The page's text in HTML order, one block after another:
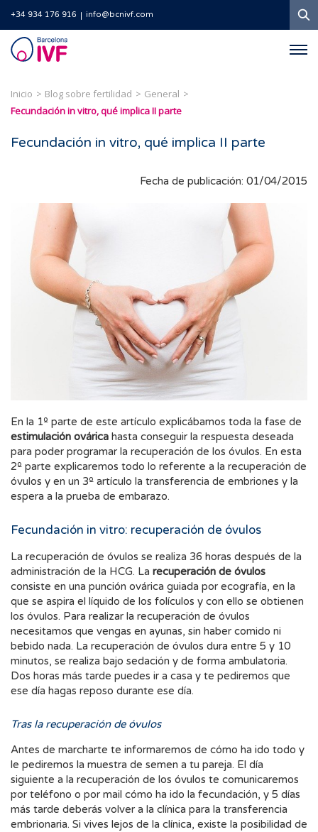
+34 934 176 916 info@bcnivf.com
Barcelona
IVF
Inicio Blog sobre fertilidad
General
Fecundación in vitro, qué implica II parte
Fecundación in vitro, qué implica II parte
Fecha de publicación: 01/04/2015
En la 1º parte de este artículo explicábamos toda la fase de
estimulación ovárica hasta conseguir la respuesta deseada
para poder programar la recuperación de los óvulos. En esta
2º parte explicaremos todo lo referente a la recuperación de
óvulos y en un 3º artículo la transferencia de embriones y la
espera a la prueba de embarazo.
Fecundación in vitro: recuperación de óvulos
La recuperación de óvulos se realiza 36 horas después de la
administración de la HCG. La recuperación de óvulos
consiste en una punción ovárica guiada por ecografía, en la
que se aspira el líquido de los folículos y con ello se obtienen
los óvulos. Para realizar la recuperación de óvulos
necesitamos que vengas en ayunas, sin haber comido ni
bebido nada. La recuperación de óvulos dura entre 5 y 10
minutos, se realiza bajo sedación y de forma ambulatoria.
Dos horas más tarde puedes ir a casa y te pediremos que
ese día hagas reposo durante ese día.
Tras la recuperación de óvulos
Antes de marcharte te informaremos de cómo ha ido todo y
le pediremos la muestra de semen a tu pareja. El día
siguiente a la recuperación de los óvulos te comunicaremos
por teléfono o por mail cómo ha ido la fecundación, y 5 días
más tarde deberás volver a la clínica para la transferencia
embrionaria. Si vives lejos de la clínica, existe la posibilidad de